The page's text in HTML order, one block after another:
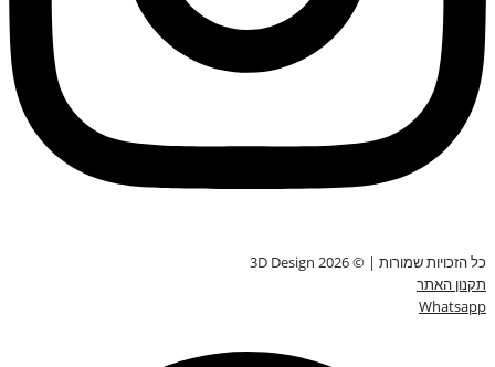
כל הזכויות שמורות | © 3D Design 2026
תקנון האתר
Whatsapp